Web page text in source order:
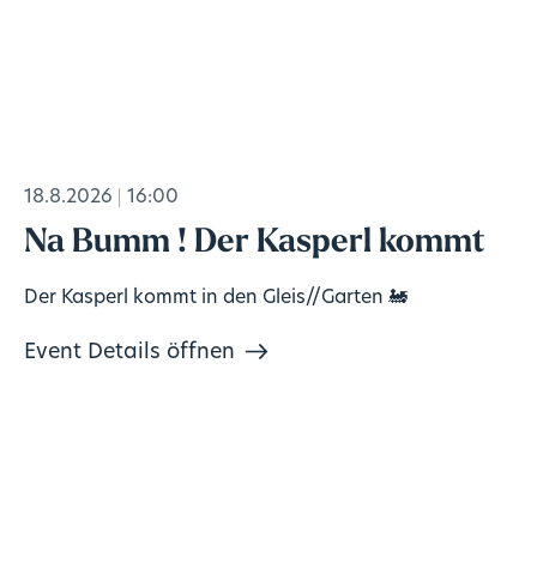
18.8.2026 16:00
Na Bumm ! Der Kasperl kommt
Der Kasperl kommt in den Gleis//Garten 🚂
Event Details öffnen